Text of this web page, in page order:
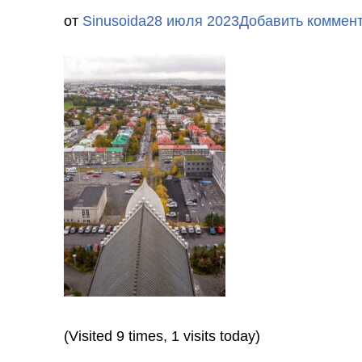
от Sinusoida28 июля 2023Добавить
(Visited 9 times, 1 visits today)